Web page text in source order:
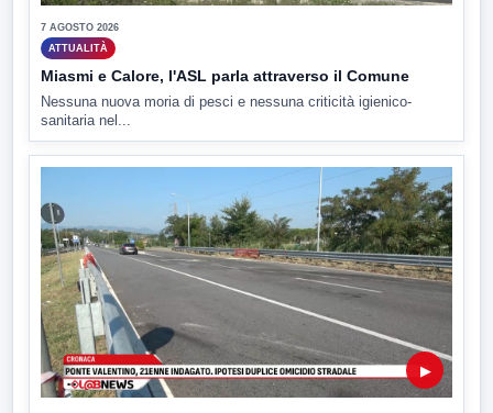
7 AGOSTO 2026
ATTUALITÀ
Miasmi e Calore, l'ASL parla attraverso il Comune
Nessuna nuova moria di pesci e nessuna criticità igienico-
sanitaria nel...
▶